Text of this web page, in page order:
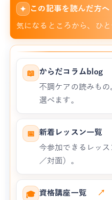
✦ この記事を読んだ方
気になるところから、ひ
📖 からだコラムblog
不調ケアの読みも
選べます。
📅 新着レッスン一覧
今参加できるレッ
／対面）。
🎓 資格講座一覧
↗